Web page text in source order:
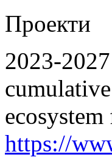
Проекти
2023-
https://